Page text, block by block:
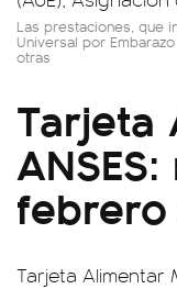
Las prestaciones, que
Universal por
otras
Tarjeta
febrero
Tarjeta Alimentar